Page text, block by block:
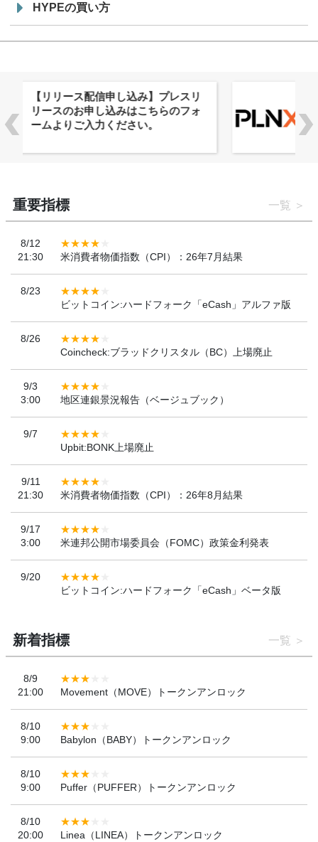
HYPEの買い方
株式会社PlnX、アジア最大級のグロ
ーバルWeb3カンファレンス
「WebX2026」とのコラボレーショ
重要指標 一覧
8/12
21:30
米消費者物価指数（CPI）：26年7月結果
8/23
ビットコイン:ハードフォーク「eCash」アルファ版
8/26
Coincheck:ブラッドクリスタル（BC）上場廃止
9/3
3:00
地区連銀景況報告（ベージュブック）
9/7
Upbit:BONK上場廃止
9/11
21:30
米消費者物価指数（CPI）：26年8月結果
9/17
3:00
米連邦公開市場委員会（FOMC）政策金利発表
9/20
ビットコイン:ハードフォーク「eCash」ベータ版
新着指標 一覧
8/9
21:00
Movement（MOVE）トークンアンロック
8/10
9:00
Babylon（BABY）トークンアンロック
8/10
9:00
Puffer（PUFFER）トークンアンロック
8/10
20:00
Linea（LINEA）トークンアンロック